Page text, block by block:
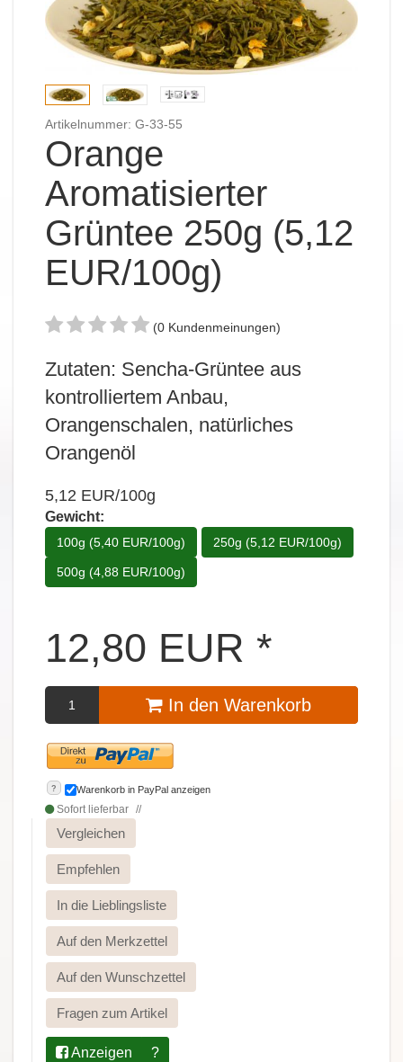
Artikelnummer: G-33-55
Orange
Aromatisierter
Grüntee 250g (5,12
EUR/100g)
(0 Kundenmeinungen)
Zutaten: Sencha-Grüntee aus
kontrolliertem Anbau,
Orangenschalen, natürliches
Orangenöl
5,12 EUR/100g
Gewicht:
100g (5,40 EUR/100g) 250g (5,12 EUR/100g)
500g (4,88 EUR/100g)
12,80 EUR *
In den Warenkorb
? Warenkorb in PayPal anzeigen
Sofort lieferbar
Vergleichen
Empfehlen
In die Lieblingsliste
Auf den Merkzettel
Auf den Wunschzettel
Fragen zum Artikel
Anzeigen ?